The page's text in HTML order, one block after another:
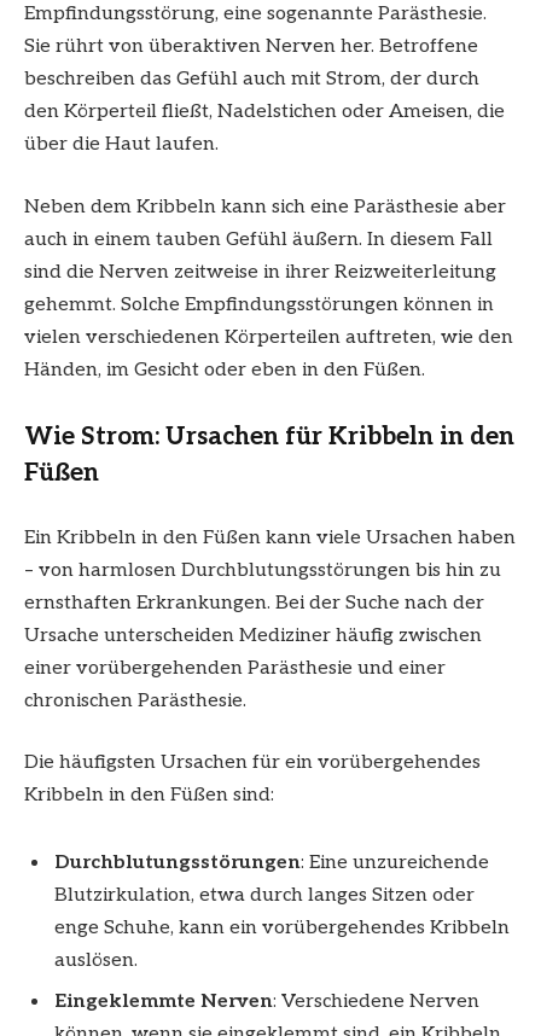
Empfindungsstörung, eine sogenannte Parästhesie.
Sie rührt von überaktiven Nerven her. Betroffene
beschreiben das Gefühl auch mit Strom, der durch
den Körperteil fließt, Nadelstichen oder Ameisen, die
über die Haut laufen.
Neben dem Kribbeln kann sich eine Parästhesie aber
auch in einem tauben Gefühl äußern. In diesem Fall
sind die Nerven zeitweise in ihrer Reizweiterleitung
gehemmt. Solche Empfindungsstörungen können in
vielen verschiedenen Körperteilen auftreten, wie den
Händen, im Gesicht oder eben in den Füßen.
Wie Strom: Ursachen für Kribbeln in den
Füßen
Ein Kribbeln in den Füßen kann viele Ursachen haben
– von harmlosen Durchblutungsstörungen bis hin zu
ernsthaften Erkrankungen. Bei der Suche nach der
Ursache unterscheiden Mediziner häufig zwischen
einer vorübergehenden Parästhesie und einer
chronischen Parästhesie.
Die häufigsten Ursachen für ein vorübergehendes
Kribbeln in den Füßen sind:
Durchblutungsstörungen: Eine unzureichende
Blutzirkulation, etwa durch langes Sitzen oder
enge Schuhe, kann ein vorübergehendes Kribbeln
auslösen.
Eingeklemmte Nerven: Verschiedene Nerven